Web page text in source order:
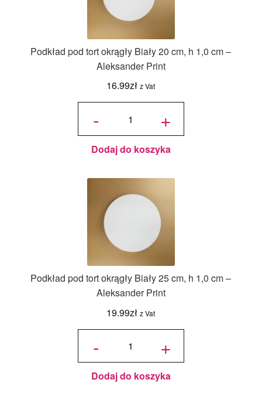
Podkład pod tort okrągły Biały 20 cm, h 1,0 cm –
Aleksander Print
16.99zł z Vat
-
ilość
okrągły
Biały 20
cm, h 1,0
cm -
Aleksander
+
Dodaj do koszyka
Podkład pod tort okrągły Biały 25 cm, h 1,0 cm –
Aleksander Print
19.99zł z Vat
-
ilość
okrągły
Biały 25
cm, h 1,0
cm -
Aleksander
+
Dodaj do koszyka